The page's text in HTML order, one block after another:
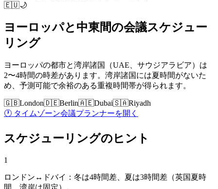
🇪🇺🌙
ヨーロッパと中東間の会議スケジュー
リング
ヨーロッパの都市と湾岸諸国（UAE、サウジアラビア）は
2〜4時間の時差があります。湾岸諸国には夏時間がないた
め、予測可能で余裕のある重複時間帯が得られます。
🇬🇧London🇩🇪Berlin🇦🇪Dubai🇸🇦Riyadh
🕐 タイムゾーン会議プランナーを開く
スケジューリングのヒント
1
ロンドン↔ドバイ：冬は4時間差、夏は3時間差（英国夏時
間、湾岸は固定）。